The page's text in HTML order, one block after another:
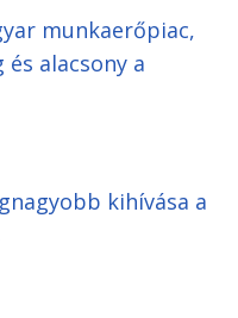
munkaerőpiac,
alacsony a
kihívása a